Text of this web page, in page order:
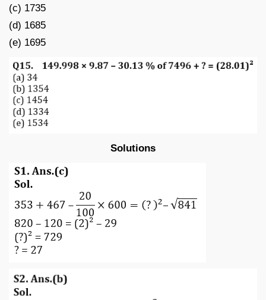
(c) 1735
(d) 1685
(e) 1695
Solutions